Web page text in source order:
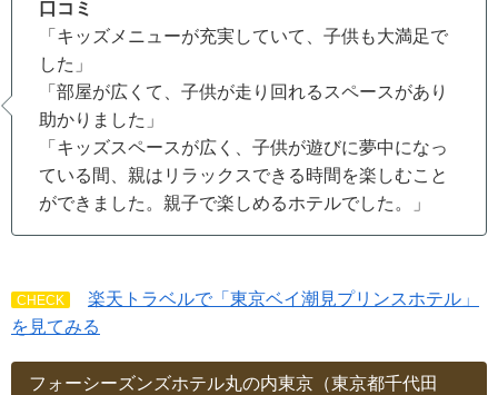
口コミ
「キッズメニューが充実していて、子供も大満足で
した」
「部屋が広くて、子供が走り回れるスペースがあり
助かりました」
「キッズスペースが広く、子供が遊びに夢中になっ
ている間、親はリラックスできる時間を楽しむこと
ができました。親子で楽しめるホテルでした。」
CHECK
楽天トラベルで「東京ベイ潮見プリンスホテル」
を⾒てみる
フォーシーズンズホテル丸の内東京（東京都千代田